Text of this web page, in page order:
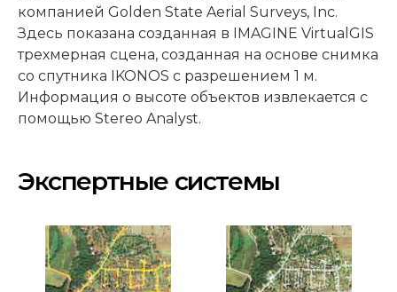
компанией Golden State Aerial Surveys, Inc.
Здесь показана созданная в IMAGINE VirtualGIS
трехмерная сцена, созданная на основе снимка
со спутника IKONOS с разрешением 1 м.
Информация о высоте объектов извлекается с
помощью Stereo Analyst.
Экспертные системы